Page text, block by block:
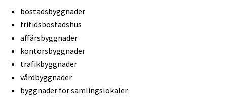
bostadsbyggnader
fritidsbostadshus
affärsbyggnader
kontorsbyggnader
trafikbyggnader
vårdbyggnader
byggnader för samlingslokaler